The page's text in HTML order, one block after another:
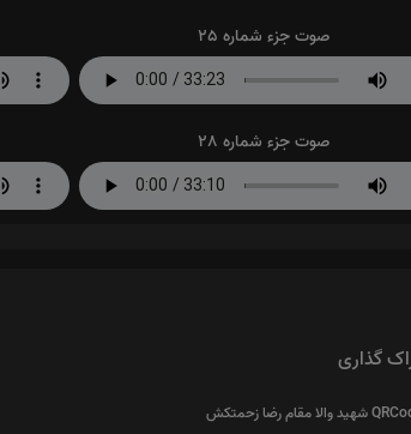
صوت جزء شماره 25
صوت جزء شماره 28
گذاری